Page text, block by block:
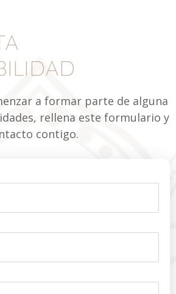
a formar parte de alguna
rellena este formulario y
contigo.